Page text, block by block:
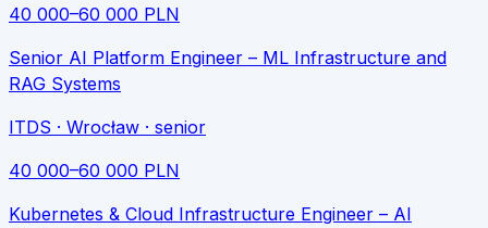
40 000–60 000 PLN
Senior AI Platform Engineer – ML Infrastructure and
RAG Systems
ITDS · Wrocław · senior
40 000–60 000 PLN
Kubernetes & Cloud Infrastructure Engineer – AI